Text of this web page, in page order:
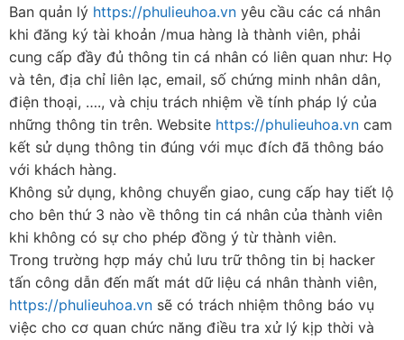
Ban quản lý https://phulieuhoa.vn yêu cầu các cá nhân
khi đăng ký tài khoản /mua hàng là thành viên, phải
cung cấp đầy đủ thông tin cá nhân có liên quan như: Họ
và tên, địa chỉ liên lạc, email, số chứng minh nhân dân,
điện thoại, …., và chịu trách nhiệm về tính pháp lý của
những thông tin trên. Website https://phulieuhoa.vn cam
kết sử dụng thông tin đúng với mục đích đã thông báo
với khách hàng.
Không sử dụng, không chuyển giao, cung cấp hay tiết lộ
cho bên thứ 3 nào về thông tin cá nhân của thành viên
khi không có sự cho phép đồng ý từ thành viên.
Trong trường hợp máy chủ lưu trữ thông tin bị hacker
tấn công dẫn đến mất mát dữ liệu cá nhân thành viên,
https://phulieuhoa.vn sẽ có trách nhiệm thông báo vụ
việc cho cơ quan chức năng điều tra xử lý kịp thời và